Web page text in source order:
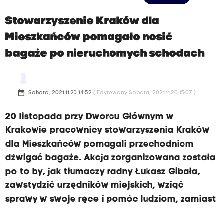
Stowarzyszenie Kraków dla
Mieszkańców pomagało nosić
bagaże po nieruchomych schodach
date_range Sobota, 2021.11.20 14:52 ( Edytowany Sobota, 2021.11.20 15:07 )
20 listopada przy Dworcu Głównym w
Krakowie pracownicy stowarzyszenia Kraków
dla Mieszkańców pomagali przechodniom
dźwigać bagaże. Akcja zorganizowana została
po to by, jak tłumaczy radny Łukasz Gibała,
zawstydzić urzędników miejskich, wziąć
sprawy w swoje ręce i pomóc ludziom, zamiast